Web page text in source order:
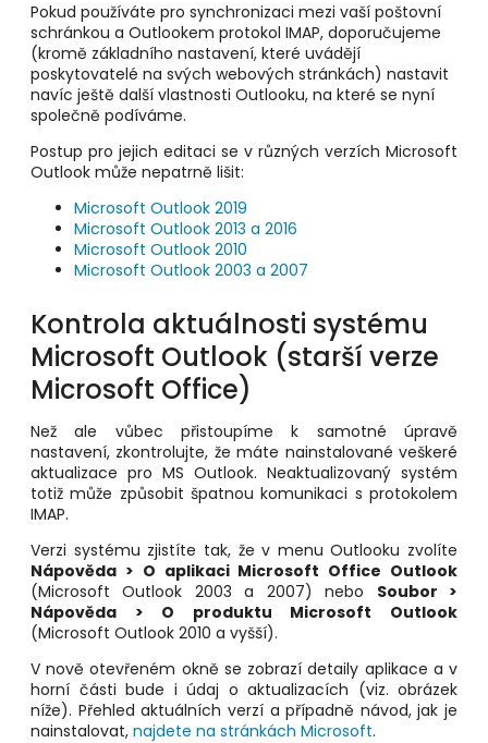
Pokud používáte pro synchronizaci mezi vaší poštovní
schránkou a Outlookem protokol IMAP, doporučujeme
(kromě základního nastavení, které uvádějí
poskytovatelé na svých webových stránkách) nastavit
navíc ještě další vlastnosti Outlooku, na které se nyní
společně podíváme.
Postup pro jejich editaci se v různých verzích Microsoft
Outlook může nepatrně lišit:
Microsoft Outlook 2019
Microsoft Outlook 2013 a 2016
Microsoft Outlook 2010
Microsoft Outlook 2003 a 2007
Kontrola aktuálnosti systému
Microsoft Outlook (starší verze
Microsoft Office)
Než ale vůbec přistoupíme k samotné úpravě
nastavení, zkontrolujte, že máte nainstalované veškeré
aktualizace pro MS Outlook. Neaktualizovaný systém
totiž může způsobit špatnou komunikaci s protokolem
IMAP.
Verzi systému zjistíte tak, že v menu Outlooku zvolíte
Nápověda > O aplikaci Microsoft Office Outlook
(Microsoft Outlook 2003 a 2007) nebo Soubor >
Nápověda > O produktu Microsoft Outlook
(Microsoft Outlook 2010 a vyšší).
V nově otevřeném okně se zobrazí detaily aplikace a v
horní části bude i údaj o aktualizacích (viz. obrázek
níže). Přehled aktuálních verzí a případně návod, jak je
nainstalovat, najdete na stránkách Microsoft.